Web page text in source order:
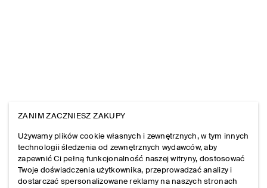
ZANIM ZACZNIESZ ZAKUPY
Używamy plików cookie własnych i zewnętrznych, w tym innych
technologii śledzenia od zewnętrznych wydawców, aby
zapewnić Ci pełną funkcjonalność naszej witryny, dostosować
Twoje doświadczenia użytkownika, przeprowadzać analizy i
dostarczać spersonalizowane reklamy na naszych stronach